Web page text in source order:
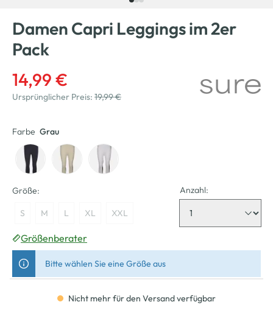
Damen Capri Leggings im 2er
Pack
14,99 €
Ursprünglicher Preis: 19,99 €
Farbe Grau
Größe:
S M L XL XXL
Anzahl:
Größenberater
Bitte wählen Sie eine Größe aus
Nicht mehr für den Versand verfügbar